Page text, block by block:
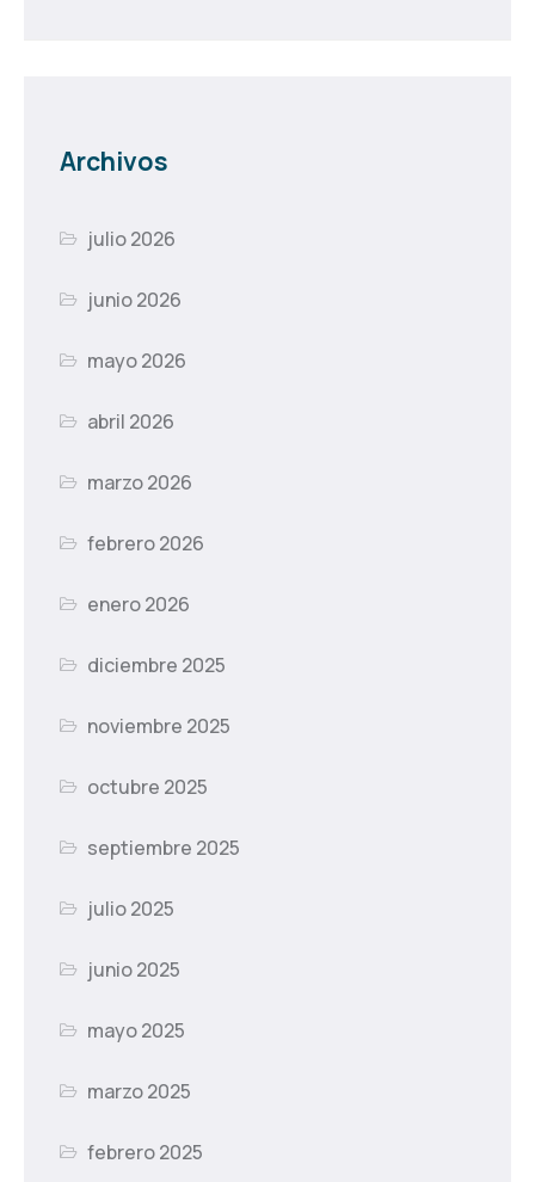
Archivos
julio 2026
junio 2026
mayo 2026
abril 2026
marzo 2026
febrero 2026
enero 2026
diciembre 2025
noviembre 2025
octubre 2025
septiembre 2025
julio 2025
junio 2025
mayo 2025
marzo 2025
febrero 2025